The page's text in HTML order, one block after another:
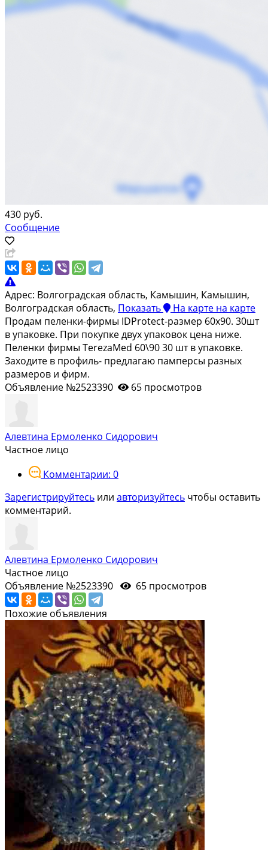
430 руб.
Сообщение
Адрес: Волгоградская область, Камышин, Камышин,
Волгоградская область, Показать На карте на карте
Продам пеленки-фирмы IDProtect-размер 60х90. 30шт
в упаковке. При покупке двух упаковок цена ниже.
Пеленки фирмы TerezaMed 60\90 30 шт в упаковке.
Заходите в профиль- предлагаю памперсы разных
размеров и фирм.
Объявление №2523390
65 просмотров
Алевтина Ермоленко Сидорович
Частное лицо
Комментарии: 0
Зарегистрируйтесь или авторизуйтесь чтобы оставить
комментарий.
Алевтина Ермоленко Сидорович
Частное лицо
Объявление №2523390
65 просмотров
Похожие объявления